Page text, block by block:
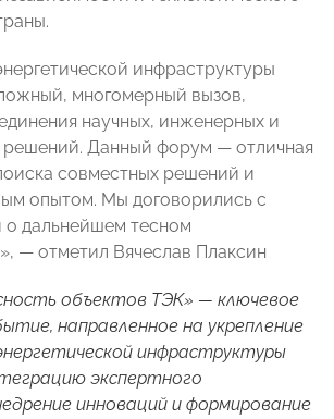
инфраструктуры
многомерный вызов,
научных, инженерных и
решений. Данный форум — отличная
совместных решений и
опытом. Мы договорились с
о дальнейшем тесном
— отметил Вячеслав Плаксин
объектов ТЭК» — ключевое
направленное на укрепление
инфраструктуры
экспертного
инноваций и формирование